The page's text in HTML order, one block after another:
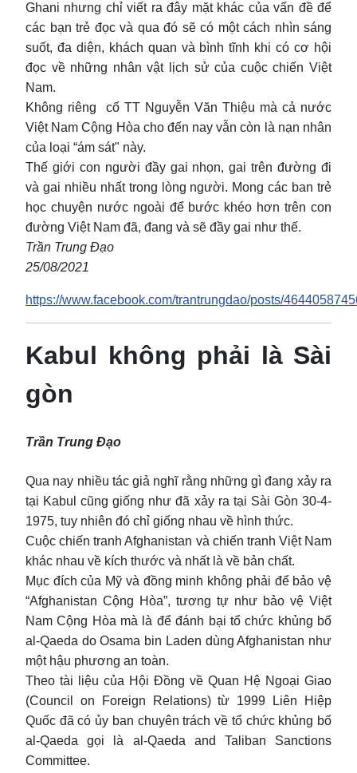
Ghani nhưng chỉ viết ra đây mặt khác của vấn đề để
các bạn trẻ đọc và qua đó sẽ có một cách nhìn sáng
suốt, đa diện, khách quan và bình tĩnh khi có cơ hội
đọc về những nhân vật lịch sử của cuộc chiến Việt
Nam.
Không riêng cố TT Nguyễn Văn Thiệu mà cả nước
Việt Nam Cộng Hòa cho đến nay vẫn còn là nạn nhân
của loại “ám sát" này.
Thế giới con người đầy gai nhọn, gai trên đường đi
và gai nhiều nhất trong lòng người. Mong các ban trẻ
học chuyện nước ngoài để bước khéo hơn trên con
đường Việt Nam đã, đang và sẽ đầy gai như thế.
Trần Trung Đạo
25/08/2021
https://www.facebook.com/trantrungdao/posts/
Kabul không phải là Sài
gòn
Trần Trung Đạo
Qua nay nhiều tác giả nghĩ rằng những gì đang xảy ra
tại Kabul cũng giống như đã xảy ra tại Sài Gòn 30-4-
1975, tuy nhiên đó chỉ giống nhau về hình thức.
Cuộc chiến tranh Afghanistan và chiến tranh Việt Nam
khác nhau về kích thước và nhất là về bản chất.
Mục đích của Mỹ và đồng minh không phải để bảo vệ
“Afghanistan Cộng Hòa”, tương tự như bảo vệ Việt
Nam Cộng Hòa mà là để đánh bại tổ chức khủng bố
al-Qaeda do Osama bin Laden dùng Afghanistan như
một hậu phương an toàn.
Theo tài liệu của Hội Đồng về Quan Hệ Ngoại Giao
(Council on Foreign Relations) từ 1999 Liên Hiệp
Quốc đã có ủy ban chuyên trách về tổ chức khủng bố
al-Qaeda gọi là al-Qaeda and Taliban Sanctions
Committee.